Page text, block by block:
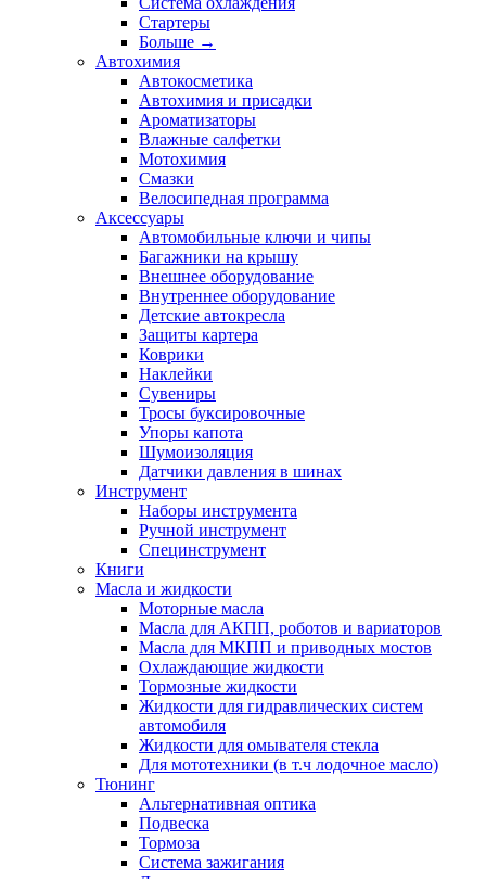
Стартеры
Больше →
Автохимия
Автокосметика
Автохимия и присадки
Ароматизаторы
Влажные салфетки
Мотохимия
Смазки
Велосипедная программа
Аксессуары
Автомобильные ключи и чипы
Багажники на крышу
Внешнее оборудование
Внутреннее оборудование
Детские автокресла
Защиты картера
Коврики
Наклейки
Сувениры
Тросы буксировочные
Упоры капота
Шумоизоляция
Датчики давления в шинах
Инструмент
Наборы инструмента
Ручной инструмент
Специнструмент
Книги
Масла и жидкости
Моторные масла
Масла для АКПП, роботов и вариаторов
Масла для МКПП и приводных мостов
Охлаждающие жидкости
Тормозные жидкости
Жидкости для гидравлических систем
автомобиля
Жидкости для омывателя стекла
Для мототехники (в т.ч лодочное масло)
Тюнинг
Альтернативная оптика
Подвеска
Тормоза
Система зажигания